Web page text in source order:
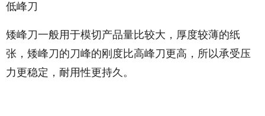
低峰刀
矮峰刀一般用于模切产品量比较大，厚度较薄的纸
张，矮峰刀的刀峰的刚度比高峰刀更高，所以承受压
力更稳定，耐用性更持久。